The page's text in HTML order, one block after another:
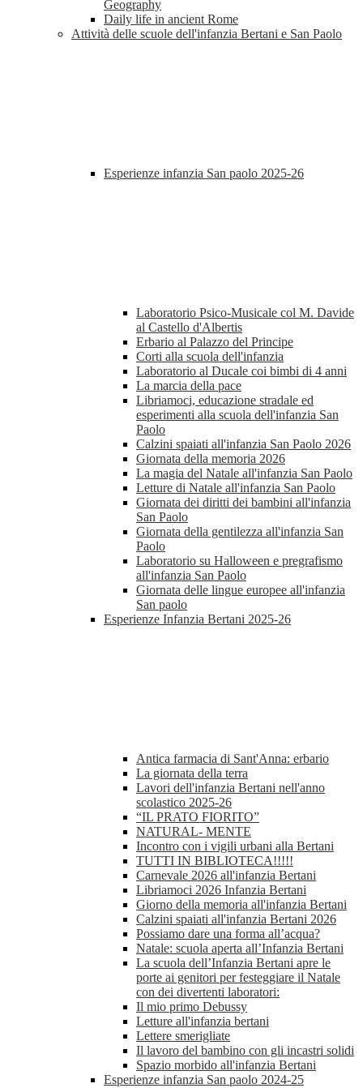
Geography
Daily life in ancient Rome
Attività delle scuole dell'infanzia Bertani e San Paolo
Esperienze infanzia San paolo 2025-26
Laboratorio Psico-Musicale col M. Davide
al Castello d'Albertis
Erbario al Palazzo del Principe
Corti alla scuola dell'infanzia
Laboratorio al Ducale coi bimbi di 4 anni
La marcia della pace
Libriamoci, educazione stradale ed
esperimenti alla scuola dell'infanzia San
Paolo
Calzini spaiati all'infanzia San Paolo 2026
Giornata della memoria 2026
La magia del Natale all'infanzia San Paolo
Letture di Natale all'infanzia San Paolo
Giornata dei diritti dei bambini all'infanzia
San Paolo
Giornata della gentilezza all'infanzia San
Paolo
Laboratorio su Halloween e pregrafismo
all'infanzia San Paolo
Giornata delle lingue europee all'infanzia
San paolo
Esperienze Infanzia Bertani 2025-26
Antica farmacia di Sant'Anna: erbario
La giornata della terra
Lavori dell'infanzia Bertani nell'anno
scolastico 2025-26
“IL PRATO FIORITO”
NATURAL- MENTE
Incontro con i vigili urbani alla Bertani
TUTTI IN BIBLIOTECA!!!!!
Carnevale 2026 all'infanzia Bertani
Libriamoci 2026 Infanzia Bertani
Giorno della memoria all'infanzia Bertani
Calzini spaiati all'infanzia Bertani 2026
Possiamo dare una forma all’acqua?
Natale: scuola aperta all’Infanzia Bertani
La scuola dell’Infanzia Bertani apre le
porte ai genitori per festeggiare il Natale
con dei divertenti laboratori:
Il mio primo Debussy
Letture all'infanzia bertani
Lettere smerigliate
Il lavoro del bambino con gli incastri solidi
Spazio morbido all'infanzia Bertani
Esperienze infanzia San paolo 2024-25